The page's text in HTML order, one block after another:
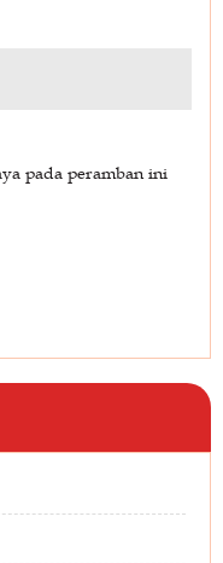
pada peramban ini